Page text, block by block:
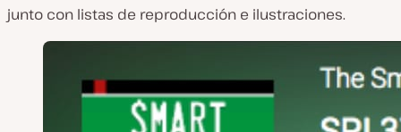
junto con listas de reproducción e ilustraciones.